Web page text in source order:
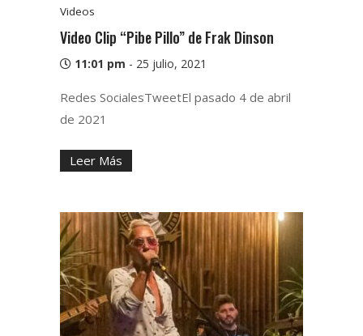
Videos
Video Clip “Pibe Pillo” de Frak Dinson
11:01 pm - 25 julio, 2021
Redes SocialesTweetEl pasado 4 de abril
de 2021
Leer Más